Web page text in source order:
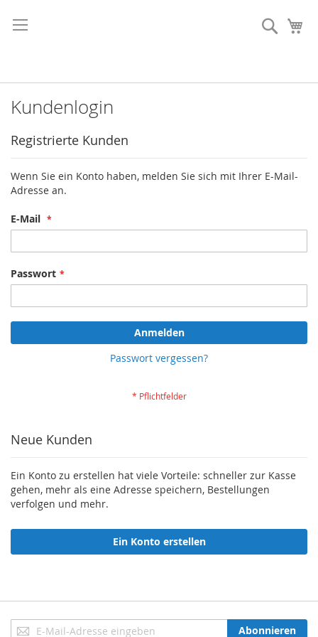
zum
Inhalt
Suche
Kundenlogin
Registrierte Kunden
Wenn Sie ein Konto haben, melden Sie sich mit Ihrer E-Mail-
Adresse an.
E-Mail
Passwort
Anmelden
Passwort vergessen?
Neue Kunden
Ein Konto zu erstellen hat viele Vorteile: schneller zur Kasse
gehen, mehr als eine Adresse speichern, Bestellungen
verfolgen und mehr.
Ein Konto erstellen
Anmeldung
Abonnieren